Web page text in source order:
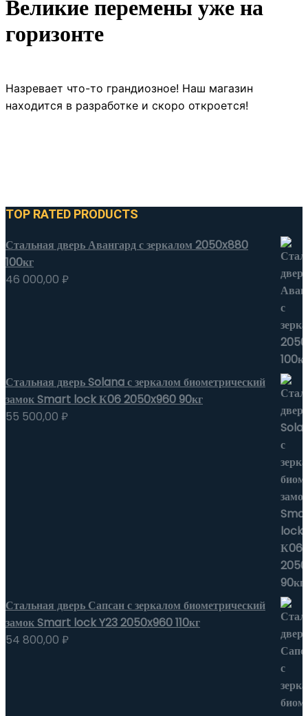
Великие перемены уже на
горизонте
Назревает что-то грандиозное! Наш магазин
находится в разработке и скоро откроется!
TOP RATED PRODUCTS
Стальная дверь Авангард с зеркалом 2050x880
100кг
46 000,00 ₽
Стальная дверь Solana с зеркалом биометрический
замок Smart lock К06 2050x960 90кг
55 500,00 ₽
Стальная дверь Сапсан с зеркалом биометрический
замок Smart lock Y23 2050x960 110кг
54 800,00 ₽